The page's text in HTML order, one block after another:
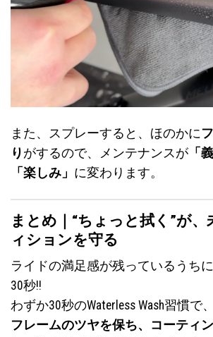
また、スプレーすると、ほのかに
り がするので、メンテナンスが 「
「楽しみ」 に変わります。
まとめ｜“ちょっと拭く”が
ィションを守る
ライドの満足感が残っているうち
30秒!!
わずか30秒のWaterless Wash習慣で、
フレームのツヤを保ち、コーティ